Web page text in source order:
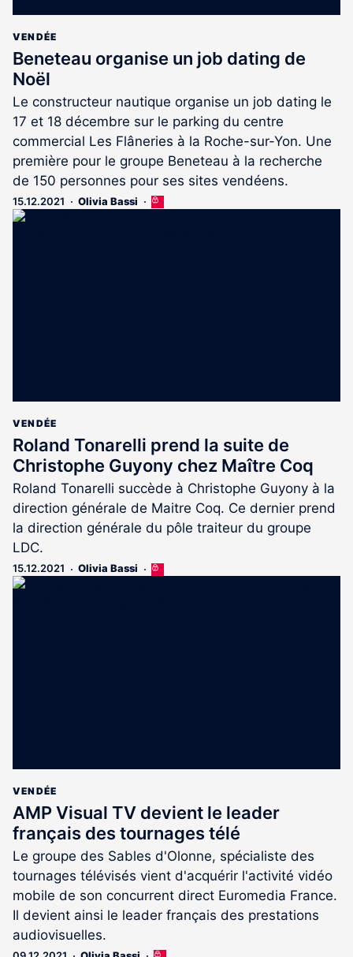
VENDÉE
Beneteau organise un job dating de
Noël
Le constructeur nautique organise un job dating le
17 et 18 décembre sur le parking du centre
commercial Les Flâneries à la Roche-sur-Yon. Une
première pour le groupe Beneteau à la recherche
de 150 personnes pour ses sites vendéens.
15.12.2021 Olivia Bassi
Cet
VENDÉE
Roland Tonarelli prend la suite de
Christophe Guyony chez Maître Coq
Roland Tonarelli succède à Christophe Guyony à la
direction générale de Maitre Coq. Ce dernier prend
la direction générale du pôle traiteur du groupe
LDC.
15.12.2021 Olivia Bassi
Cet
VENDÉE
AMP Visual TV devient le leader
français des tournages télé
Le groupe des Sables d'Olonne, spécialiste des
tournages télévisés vient d'acquérir l'activité vidéo
mobile de son concurrent direct Euromedia France.
Il devient ainsi le leader français des prestations
audiovisuelles.